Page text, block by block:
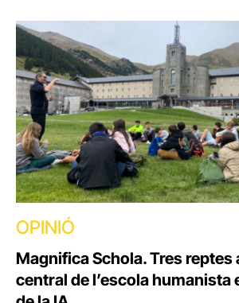
OPINIÓ
Magnifica Schola. Tres reptes
central de l’escola humanista